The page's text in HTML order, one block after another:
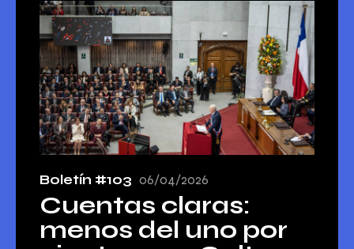
Boletín #103 06/04/2026
Cuentas claras:
menos del uno por